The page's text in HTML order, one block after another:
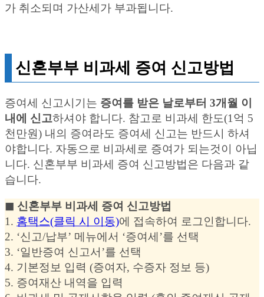
가 취소되며 가산세가 부과됩니다.
신혼부부 비과세 증여 신고방법
증여세 신고시기는 증여를 받은 날로부터 3개월 이
내에 신고하셔야 합니다. 참고로 비과세 한도(1억 5
천만원) 내의 증여라도 증여세 신고는 반드시 하셔
야합니다. 자동으로 비과세로 증여가 되는것이 아닙
니다. 신혼부부 비과세 증여 신고방법은 다음과 같
습니다.
◼︎ 신혼부부 비과세 증여 신고방법
1. 홈택스(클릭 시 이동)에 접속하여 로그인합니다.
2. ‘신고/납부’ 메뉴에서 ‘증여세’를 선택
3. ‘일반증여 신고서’를 선택
4. 기본정보 입력 (증여자, 수증자 정보 등)
5. 증여재산 내역을 입력